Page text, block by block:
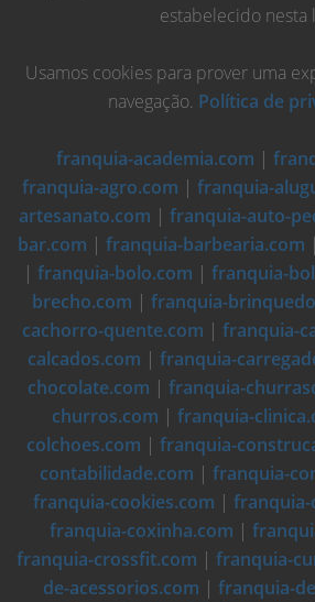
estabelecido nesta
Usamos cookies para prover uma
navegação. Política de
franquia-academia.com |
franquia-agro.com | franquia-
artesanato.com | franquia-auto-
bar.com | franquia-barbearia.com |
| franquia-bolo.com | franquia-
brecho.com | franquia-
cachorro-quente.com | franquia-
calcados.com | franquia-
chocolate.com | franquia-
churros.com | franquia-
colchoes.com | franquia-
contabilidade.com | franquia-
franquia-cookies.com | franquia-
franquia-coxinha.com |
franquia-crossfit.com | franquia-
de-acessorios.com | franquia-